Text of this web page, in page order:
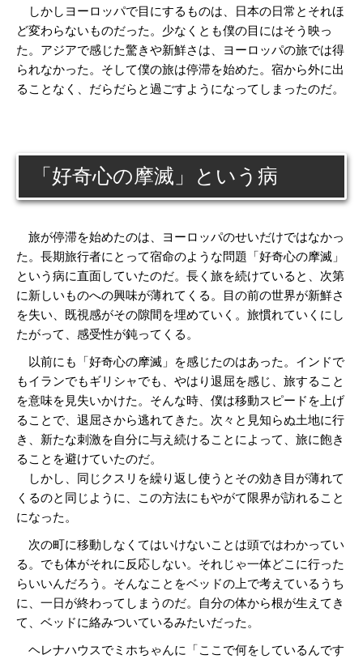
しかしヨーロッパで目にするものは、日本の日常とそれほ
ど変わらないものだった。少なくとも僕の目にはそう映っ
た。アジアで感じた驚きや新鮮さは、ヨーロッパの旅では得
られなかった。そして僕の旅は停滞を始めた。宿から外に出
ることなく、だらだらと過ごすようになってしまったのだ。
「好奇心の摩滅」という病
旅が停滞を始めたのは、ヨーロッパのせいだけではなかっ
た。長期旅行者にとって宿命のような問題「好奇心の摩滅」
という病に直面していたのだ。長く旅を続けていると、次第
に新しいものへの興味が薄れてくる。目の前の世界が新鮮さ
を失い、既視感がその隙間を埋めていく。旅慣れていくにし
たがって、感受性が鈍ってくる。
以前にも「好奇心の摩滅」を感じたのはあった。インドで
もイランでもギリシャでも、やはり退屈を感じ、旅すること
を意味を見失いかけた。そんな時、僕は移動スピードを上げ
ることで、退屈さから逃れてきた。次々と見知らぬ土地に行
き、新たな刺激を自分に与え続けることによって、旅に飽き
ることを避けていたのだ。
しかし、同じクスリを繰り返し使うとその効き目が薄れて
くるのと同じように、この方法にもやがて限界が訪れること
になった。
次の町に移動しなくてはいけないことは頭ではわかってい
る。でも体がそれに反応しない。それじゃ一体どこに行った
らいいんだろう。そんなことをベッドの上で考えているうち
に、一日が終わってしまうのだ。自分の体から根が生えてき
て、ベッドに絡みついているみたいだった。
ヘレナハウスでミホちゃんに「ここで何をしているんです